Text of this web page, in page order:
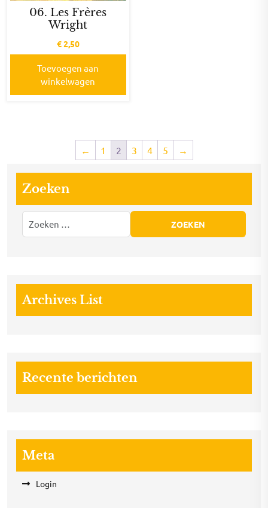
06. Les Frères
Wright
€2,50
Toevoegen aan
winkelwagen
← 1 2 3 4 5 →
Zoeken
Archives List
Recente berichten
Meta
Login